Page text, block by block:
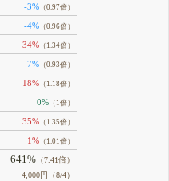
-3% （0.97倍）
-4% （0.96倍）
34% （1.34倍）
-7% （0.93倍）
18% （1.18倍）
0% （1倍）
35% （1.35倍）
1% （1.01倍）
641% （7.41倍）
4,000円（8/4）